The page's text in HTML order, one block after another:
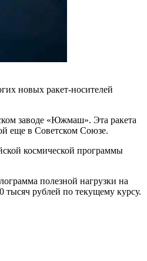
новых ракет-носителей
заводе «Южмаш». Эта ракета
еще в Советском Союзе.
космической программы
полезной нагрузки на
рублей по текущему курсу.